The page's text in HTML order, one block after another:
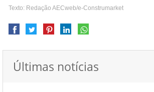
Texto: Redação AECweb/e-Construmarket
Últimas notícias